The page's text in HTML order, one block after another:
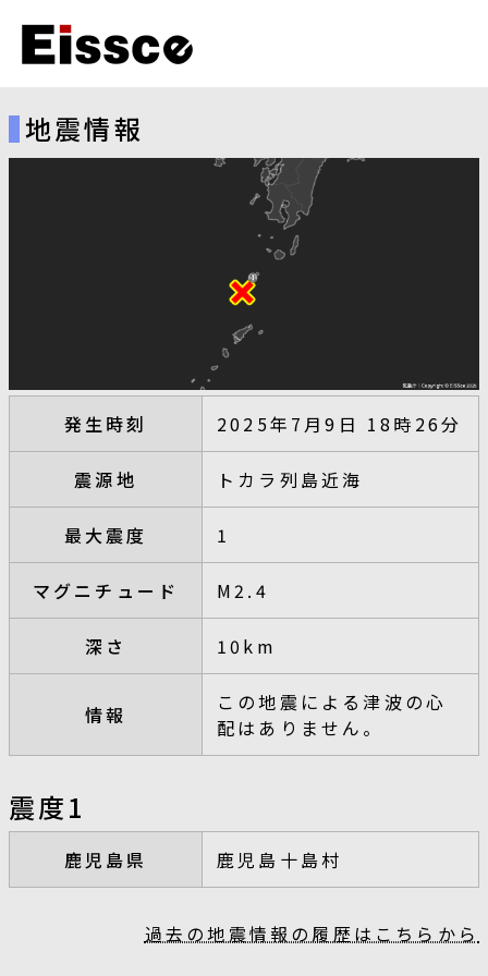
地震情報
発生時刻 2025年7月9日 18時26分
震源地 トカラ列島近海
最大震度 1
マグニチュード M2.4
深さ 10km
情報
この地震による津波の心
配はありません。
震度1
鹿児島県 鹿児島十島村
過去の地震情報の履歴はこちらから